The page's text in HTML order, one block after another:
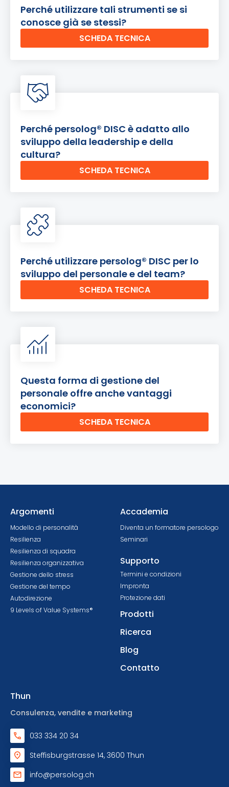
Perché utilizzare tali strumenti se si
conosce già se stessi?
SCHEDA TECNICA
Perché persolog® DISC è adatto allo
sviluppo della leadership e della
cultura?
SCHEDA TECNICA
Perché utilizzare persolog® DISC per lo
sviluppo del personale e del team?
SCHEDA TECNICA
Questa forma di gestione del
personale offre anche vantaggi
economici?
SCHEDA TECNICA
Argomenti
Modello di personalità
Resilienza
Resilienza di squadra
Resilienza organizzativa
Gestione dello stress
Gestione del tempo
Autodirezione
9 Levels of Value Systems®
Accademia
Diventa un formatore persologo
Seminari
Supporto
Termini e condizioni
Impronta
Protezione dati
Prodotti
Ricerca
Blog
Contatto
Thun
Consulenza, vendite e marketing
033 334 20 34
Steffisburgstrasse 14, 3600 Thun
info@persolog.ch